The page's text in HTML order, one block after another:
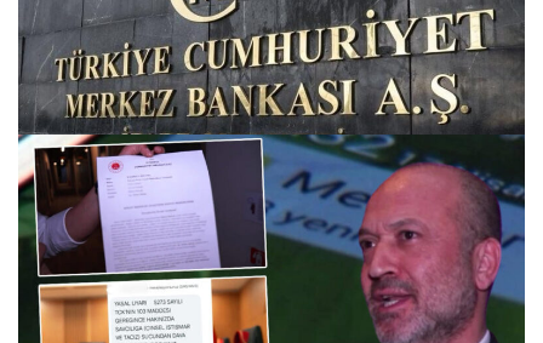
Merkez Bankası faiz kararı ne zaman? Ekonomistlerin
nisan ayı faiz beklentisi detayları
27.07.2026 09:59